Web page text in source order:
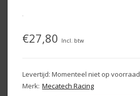
€27,80 Incl. btw
Levertijd: Momenteel niet op voorraad
Merk: Mecatech Racing